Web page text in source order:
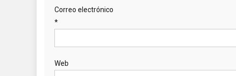
Correo electrónico
*
Web